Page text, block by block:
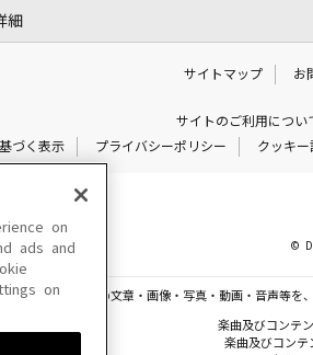
細
サイトマップ お
サイトのご利用につい
づく表示
プライバシーポリシー クッキー
©
載されている一切の文章・画像・写真・動画・音声等
楽曲及びコンテ
楽曲及びコンテ
on
ads and
on